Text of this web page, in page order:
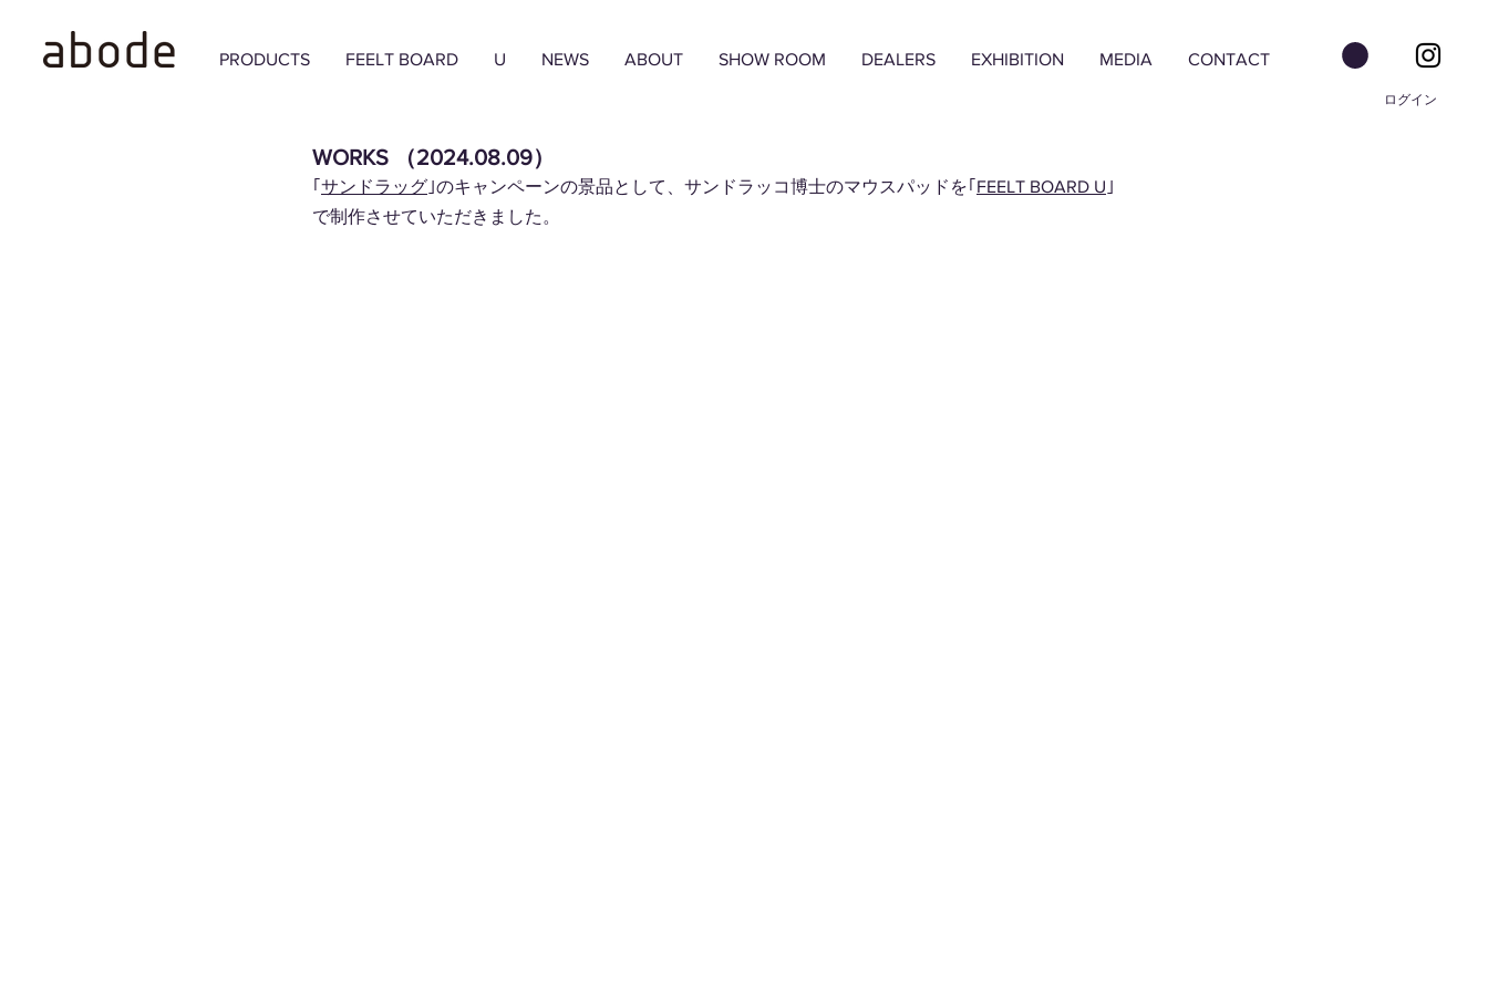
PRODUCTS FEELT BOARD U NEWS ABOUT SHOW ROOM DEALERS EXHIBITION MEDIA CONTACT
ログイン
WORKS （2024.08.09）
｢ サンドラッグ ｣のキャンペーンの景品として、サンドラッコ博士のマウスパッドを｢ FEELT BOARD U ｣
で制作させていただきました。